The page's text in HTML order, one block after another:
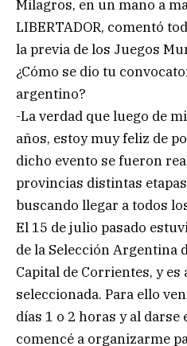
Milagros, en un mano a
LIBERTADOR, comentó
la previa de los Juegos
¿Cómo se dio tu
argentino?
-La verdad que luego de
años, estoy muy feliz de
dicho evento se fueron
provincias distintas
buscando llegar a todos
El 15 de julio pasado
de la Selección Argentina
Capital de Corrientes, y
seleccionada. Para ello
días 1 o 2 horas y al darse
comencé a organizarme